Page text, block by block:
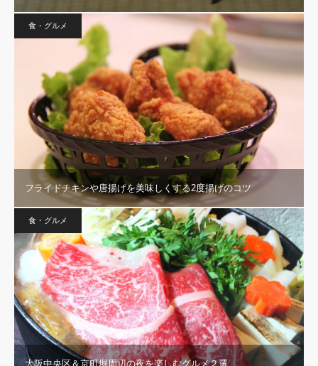
食・グルメ
フライドチキンや唐揚げを美味しくする2度揚げのコツ
食・グルメ
大阪中央区＆京町堀周辺の夜を楽しむグルメ２選